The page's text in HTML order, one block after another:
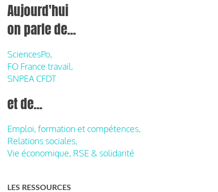
Aujourd'hui
on parle de...
SciencesPo,
FO France travail,
SNPEA CFDT
et de...
Emploi, formation et compétences,
Relations sociales,
Vie économique, RSE & solidarité
LES RESSOURCES